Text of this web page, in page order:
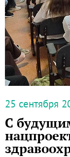
25 сентября
С